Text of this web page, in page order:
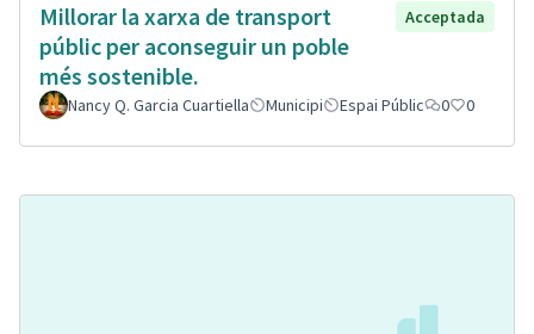
Millorar la xarxa de transport
públic per aconseguir un poble
més sostenible.
Acceptada
Nancy Q. Garcia Cuartiella Municipi Espai Públic 0 0